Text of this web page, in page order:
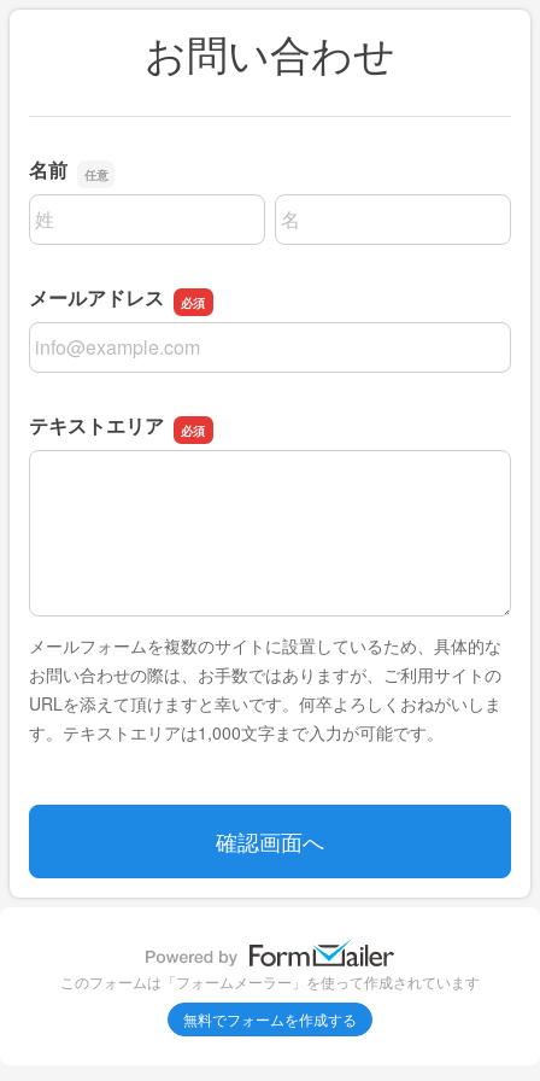
お問い合わせ
名前
名前の姓
名前の名
メールアドレス
メールアドレス
テキストエリア
テキストエリア
メールフォームを複数のサイトに設置しているため、具体的な
お問い合わせの際は、お手数ではありますが、ご利用サイトの
URLを添えて頂けますと幸いです。何卒よろしくおねがいしま
す。テキストエリアは1,000文字まで入力が可能です。
このフォームは「フォームメーラー」を使って作成されています
無料でフォームを作成する